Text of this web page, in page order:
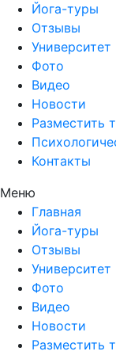
Йога-туры
Отзывы
Университет
Фото
Видео
Новости
Разместить
Контакты
Меню
Главная
Йога-туры
Отзывы
Университет
Фото
Видео
Новости
Разместить